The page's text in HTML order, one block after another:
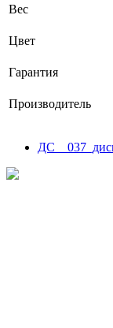
Вес
Цвет
Гарантия
Производитель
ДС _